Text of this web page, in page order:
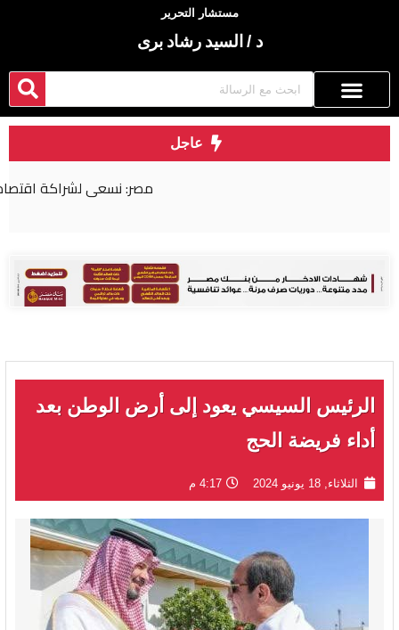
مستشار التحرير
د / السيد رشاد برى
عاجل
مصر: نسعى لشراكة اقتصادية أكثر عمقا مع روسيا
الرئيس السيسي يعود إلى أرض الوطن بعد
أداء فريضة الحج
الثلاثاء, 18 يونيو 2024 4:17 م